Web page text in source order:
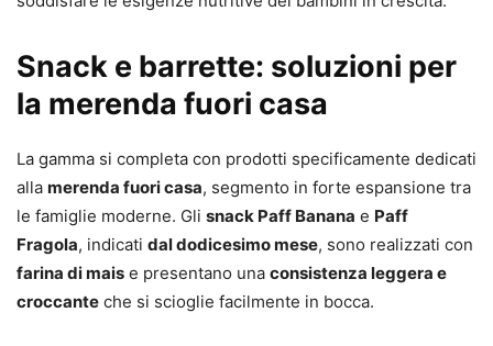
Snack e barrette: soluzioni per
la merenda fuori casa
La gamma si completa con prodotti specificamente dedicati
alla merenda fuori casa, segmento in forte espansione tra
le famiglie moderne. Gli snack Paff Banana e Paff
Fragola, indicati dal dodicesimo mese, sono realizzati con
farina di mais e presentano una consistenza leggera e
croccante che si scioglie facilmente in bocca.